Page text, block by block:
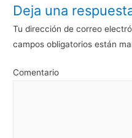
Deja una
Tu dirección de correo
campos obligatorios están
Comentario